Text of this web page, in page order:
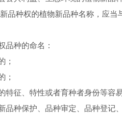
品种权的植物新品种名称，应
品种的命名：
；
；
特征、特性或者育种者身份等容
品种保护、品种审定、品种登记